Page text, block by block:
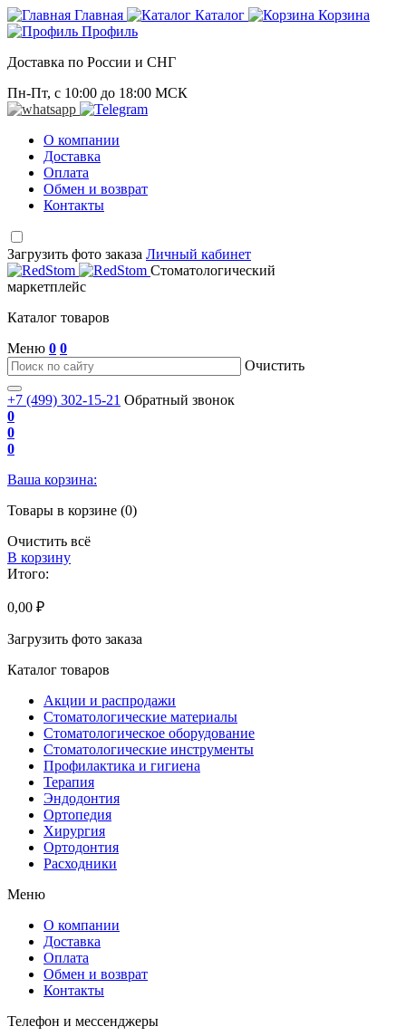
Главная Каталог
Корзина
Профиль
Доставка по России и СНГ
Пн-Пт, с 10:00 до 18:00 МСК
О компании
Доставка
Оплата
Обмен и возврат
Контакты
Загрузить фото заказа Личный кабинет
Стоматологический
маркетплейс
Каталог товаров
Меню 0 0
Очистить
+7 (499) 302-15-21 Обратный звонок
0
0
0
Ваша корзина:
Товары в корзине (0)
Очистить всё
В корзину
Итого:
0,00 ₽
Загрузить фото заказа
Каталог товаров
Акции и распродажи
Стоматологические материалы
Стоматологическое оборудование
Стоматологические инструменты
Профилактика и гигиена
Терапия
Эндодонтия
Ортопедия
Хирургия
Ортодонтия
Расходники
Меню
О компании
Доставка
Оплата
Обмен и возврат
Контакты
Телефон и мессенджеры